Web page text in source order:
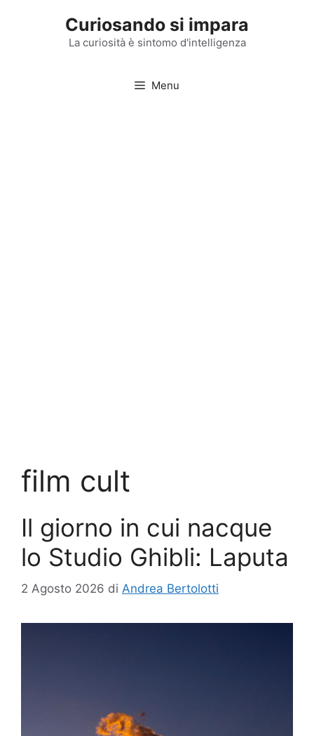
Curiosando si impara
La curiosità è sintomo d'intelligenza
Menu
film cult
Il giorno in cui nacque
lo Studio Ghibli: Laputa
2 Agosto 2026 di Andrea Bertolotti